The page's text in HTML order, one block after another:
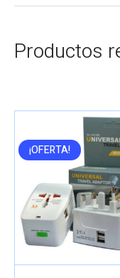
Productos
¡OFERTA!